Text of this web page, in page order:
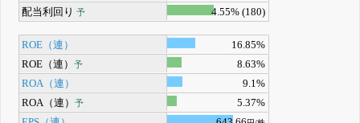
配当利回り 予 4.55% (180)
ROE（連）
16.85%
ROE（連）予
8.63%
ROA（連）
9.1%
ROA（連）予
5.37%